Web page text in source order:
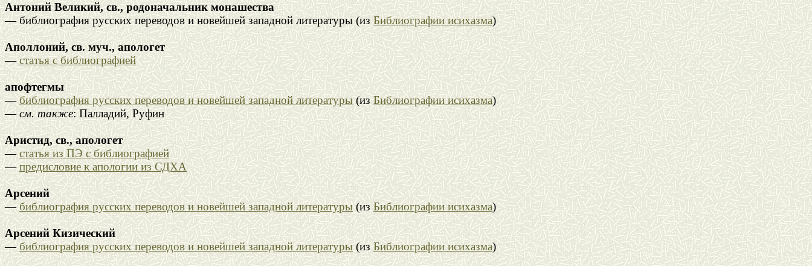
Антоний Великий, св., родоначальник монашества
— библиография русских переводов и новейшей западной литературы (изБиблиографии исихазма)
Аполлоний, св. муч., апологет
—статья с библиографией
апофтегмы
—библиография русских переводов и новейшей западной литературы(изБиблиографии исихазма)
—см. также: Палладий, Руфин
Аристид, св., апологет
—статья из ПЭ с библиографией
—предисловие к апологии из СДХА
Арсений
—библиография русских переводов и новейшей западной литературы(изБиблиографии исихазма)
Арсений Кизический
—библиография русских переводов и новейшей западной литературы(изБиблиографии исихазма)